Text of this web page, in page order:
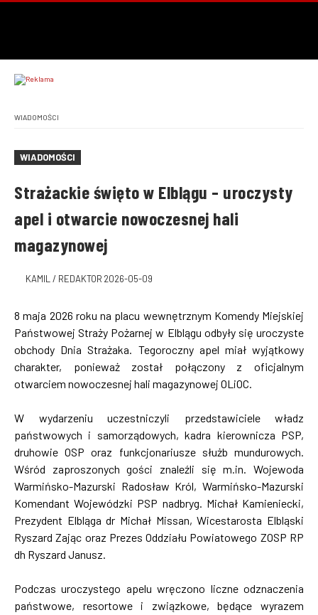
WIADOMOŚCI
WIADOMOŚCI
Strażackie święto w Elblągu – uroczysty
apel i otwarcie nowoczesnej hali
magazynowej
KAMIL / REDAKTOR 2026-05-09
8 maja 2026 roku na placu wewnętrznym Komendy Miejskiej
Państwowej Straży Pożarnej w Elblągu odbyły się uroczyste
obchody Dnia Strażaka. Tegoroczny apel miał wyjątkowy
charakter, ponieważ został połączony z oficjalnym
otwarciem nowoczesnej hali magazynowej OLiOC.
W wydarzeniu uczestniczyli przedstawiciele władz
państwowych i samorządowych, kadra kierownicza PSP,
druhowie OSP oraz funkcjonariusze służb mundurowych.
Wśród zaproszonych gości znaleźli się m.in. Wojewoda
Warmińsko-Mazurski Radosław Król, Warmińsko-Mazurski
Komendant Wojewódzki PSP nadbryg. Michał Kamieniecki,
Prezydent Elbląga dr Michał Missan, Wicestarosta Elbląski
Ryszard Zając oraz Prezes Oddziału Powiatowego ZOSP RP
dh Ryszard Janusz.
Podczas uroczystego apelu wręczono liczne odznaczenia
państwowe, resortowe i związkowe, będące wyrazem